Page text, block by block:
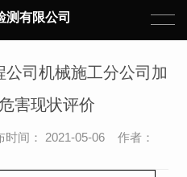
测有限公司
司机械施工分公司加
害现状评价
间： 2021-05-06 作者：